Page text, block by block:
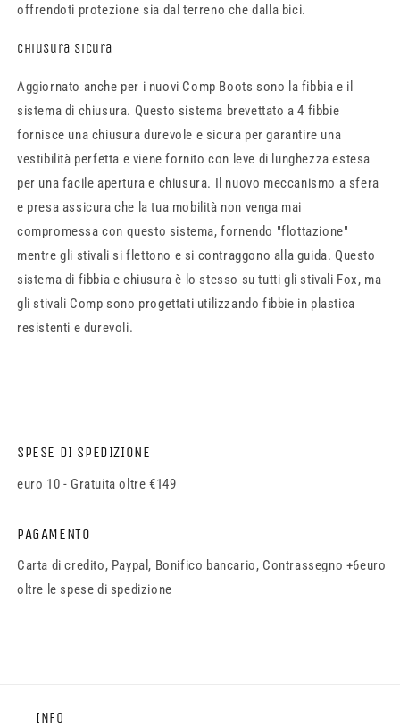
offrendoti protezione sia dal terreno che dalla bici.
Chiusura sicura
Aggiornato anche per i nuovi Comp Boots sono la fibbia e il
sistema di chiusura. Questo sistema brevettato a 4 fibbie
fornisce una chiusura durevole e sicura per garantire una
vestibilità perfetta e viene fornito con leve di lunghezza estesa
per una facile apertura e chiusura. Il nuovo meccanismo a sfera
e presa assicura che la tua mobilità non venga mai
compromessa con questo sistema, fornendo "flottazione"
mentre gli stivali si flettono e si contraggono alla guida. Questo
sistema di fibbia e chiusura è lo stesso su tutti gli stivali Fox, ma
gli stivali Comp sono progettati utilizzando fibbie in plastica
resistenti e durevoli.
SPESE DI SPEDIZIONE
euro 10 - Gratuita oltre €149
PAGAMENTO
Carta di credito, Paypal, Bonifico bancario, Contrassegno +6euro
oltre le spese di spedizione
INFO